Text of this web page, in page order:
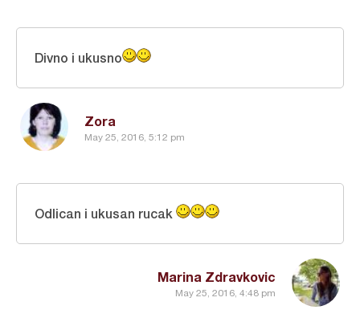
Zora
May 25, 2016, 5:12 pm
Divno i ukusno
Marina Zdravkovic
May 25, 2016, 4:48 pm
Odlican i ukusan rucak